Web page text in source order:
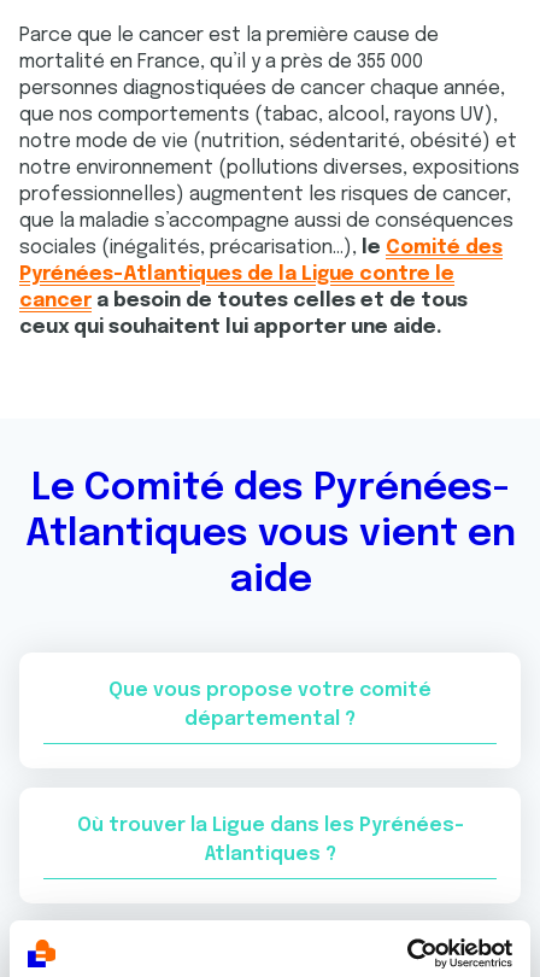
Parce que le cancer est la première cause de
mortalité en France, qu’il y a près de 355 000
personnes diagnostiquées de cancer chaque année,
que nos comportements (tabac, alcool, rayons UV),
notre mode de vie (nutrition, sédentarité, obésité) et
notre environnement (pollutions diverses, expositions
professionnelles) augmentent les risques de cancer,
que la maladie s’accompagne aussi de conséquences
sociales (inégalités, précarisation…), le Comité des
Pyrénées-Atlantiques de la Ligue contre le
cancer a besoin de toutes celles et de tous
ceux qui souhaitent lui apporter une aide.
Le Comité des Pyrénées-
Atlantiques vous vient en
aide
Que vous propose votre comité
départemental ?
Où trouver la Ligue dans les Pyrénées-
Atlantiques ?
Quelle est l'organisation du comité 64 de la